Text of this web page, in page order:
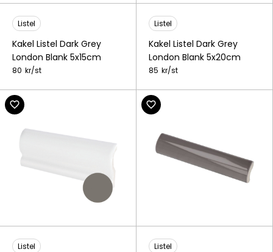
Listel
Kakel Listel Dark Grey
London Blank 5x15cm
80 kr/st
Listel
Kakel Listel Dark Grey
London Blank 5x20cm
85 kr/st
Listel Listel